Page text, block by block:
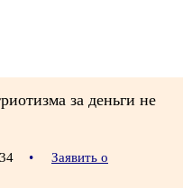
за деньги не
•
Заявить о